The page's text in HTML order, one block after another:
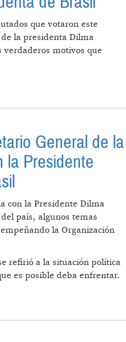
que votaron este
la presidenta Dilma
verdaderos motivos que
General de la
la Presidente
con la Presidente Dilma
país, algunos temas
la Organización
refirió a la situación política
es posible deba enfrentar.
DEL BRASIL